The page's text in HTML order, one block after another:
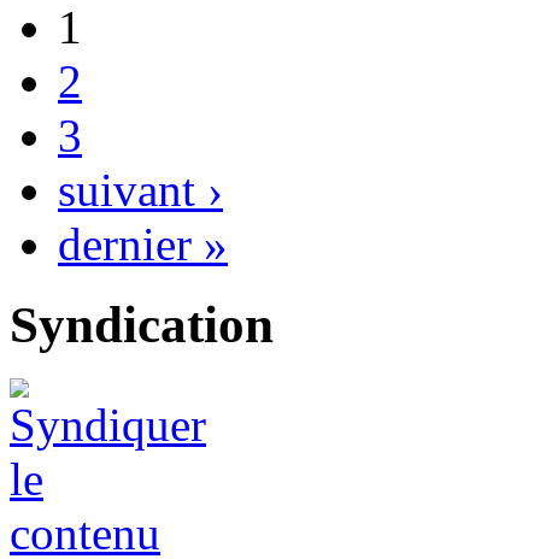
1
2
3
suivant ›
dernier »
Syndication